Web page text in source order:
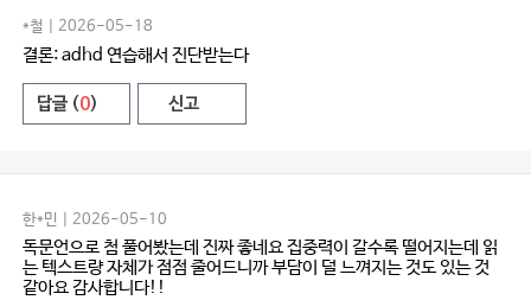
*철 | 2026-05-18
결론: adhd 연습해서 진단받는다
답글 (0) 신고
한*민 | 2026-05-10
독문언으로 첨 풀어봤는데 진짜 좋네요 집중력이 갈수록 떨어지는데 읽
는 텍스트량 자체가 점점 줄어드니까 부담이 덜 느껴지는 것도 있는 것
같아요 감사합니다!!